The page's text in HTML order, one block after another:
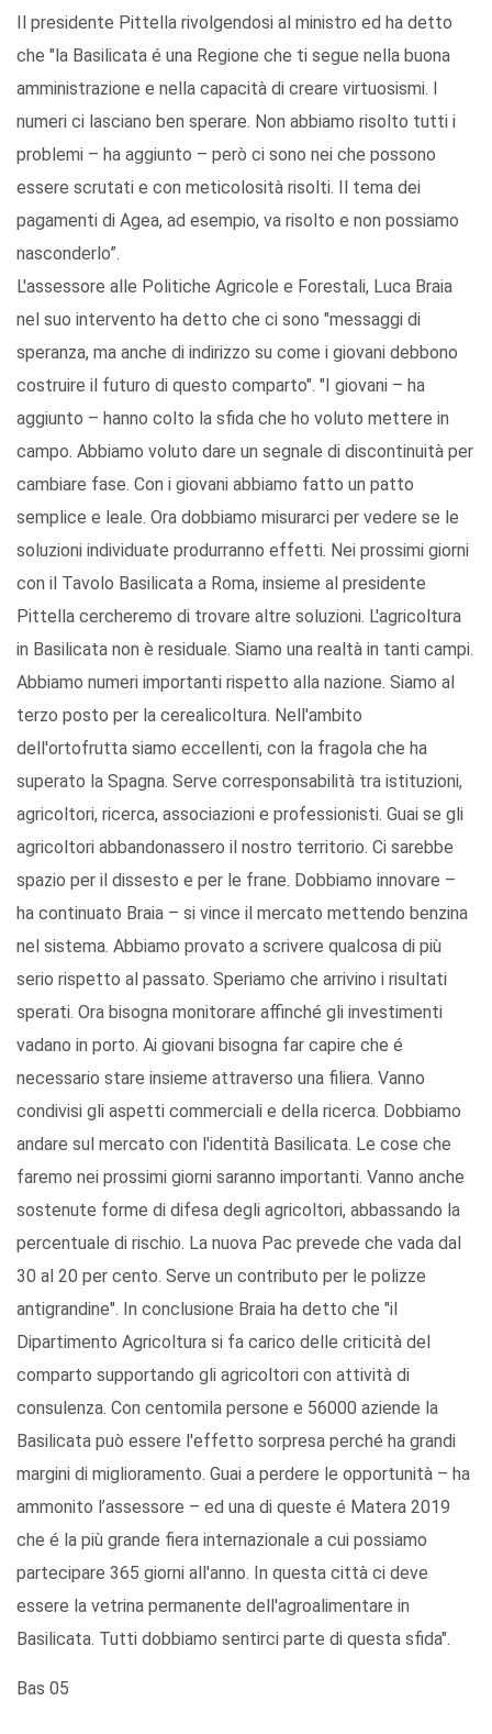
Il presidente Pittella rivolgendosi al ministro ed ha detto
che "la Basilicata é una Regione che ti segue nella buona
amministrazione e nella capacità di creare virtuosismi. I
numeri ci lasciano ben sperare. Non abbiamo risolto tutti i
problemi – ha aggiunto – però ci sono nei che possono
essere scrutati e con meticolosità risolti. Il tema dei
pagamenti di Agea, ad esempio, va risolto e non possiamo
nasconderlo”.
L'assessore alle Politiche Agricole e Forestali, Luca Braia
nel suo intervento ha detto che ci sono "messaggi di
speranza, ma anche di indirizzo su come i giovani debbono
costruire il futuro di questo comparto". "I giovani – ha
aggiunto – hanno colto la sfida che ho voluto mettere in
campo. Abbiamo voluto dare un segnale di discontinuità per
cambiare fase. Con i giovani abbiamo fatto un patto
semplice e leale. Ora dobbiamo misurarci per vedere se le
soluzioni individuate produrranno effetti. Nei prossimi giorni
con il Tavolo Basilicata a Roma, insieme al presidente
Pittella cercheremo di trovare altre soluzioni. L'agricoltura
in Basilicata non è residuale. Siamo una realtà in tanti campi.
Abbiamo numeri importanti rispetto alla nazione. Siamo al
terzo posto per la cerealicoltura. Nell'ambito
dell'ortofrutta siamo eccellenti, con la fragola che ha
superato la Spagna. Serve corresponsabilità tra istituzioni,
agricoltori, ricerca, associazioni e professionisti. Guai se gli
agricoltori abbandonassero il nostro territorio. Ci sarebbe
spazio per il dissesto e per le frane. Dobbiamo innovare –
ha continuato Braia – si vince il mercato mettendo benzina
nel sistema. Abbiamo provato a scrivere qualcosa di più
serio rispetto al passato. Speriamo che arrivino i risultati
sperati. Ora bisogna monitorare affinché gli investimenti
vadano in porto. Ai giovani bisogna far capire che é
necessario stare insieme attraverso una filiera. Vanno
condivisi gli aspetti commerciali e della ricerca. Dobbiamo
andare sul mercato con l'identità Basilicata. Le cose che
faremo nei prossimi giorni saranno importanti. Vanno anche
sostenute forme di difesa degli agricoltori, abbassando la
percentuale di rischio. La nuova Pac prevede che vada dal
30 al 20 per cento. Serve un contributo per le polizze
antigrandine". In conclusione Braia ha detto che "il
Dipartimento Agricoltura si fa carico delle criticità del
comparto supportando gli agricoltori con attività di
consulenza. Con centomila persone e 56000 aziende la
Basilicata può essere l'effetto sorpresa perché ha grandi
margini di miglioramento. Guai a perdere le opportunità – ha
ammonito l’assessore – ed una di queste é Matera 2019
che é la più grande fiera internazionale a cui possiamo
partecipare 365 giorni all'anno. In questa città ci deve
essere la vetrina permanente dell'agroalimentare in
Basilicata. Tutti dobbiamo sentirci parte di questa sfida".
Bas 05